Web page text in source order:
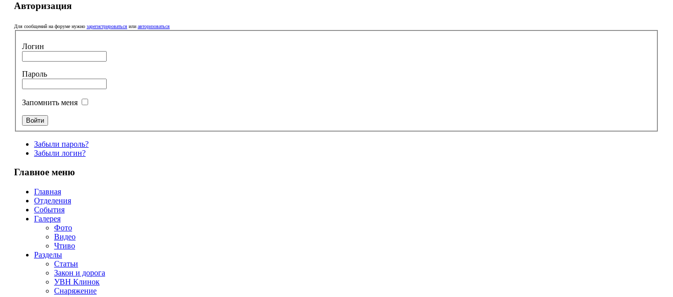
Авторизация
Для сообщений на форуме нужно зарегистрироватьсяили авторизоваться
Логин
Пароль
Запомнить меня
Забыли пароль?
Забыли логин?
Главное меню
Главная
Отделения
События
Галерея
Фото
Видео
Чтиво
Разделы
Статьи
Закон и дорога
УВН Клинок
Снаряжение